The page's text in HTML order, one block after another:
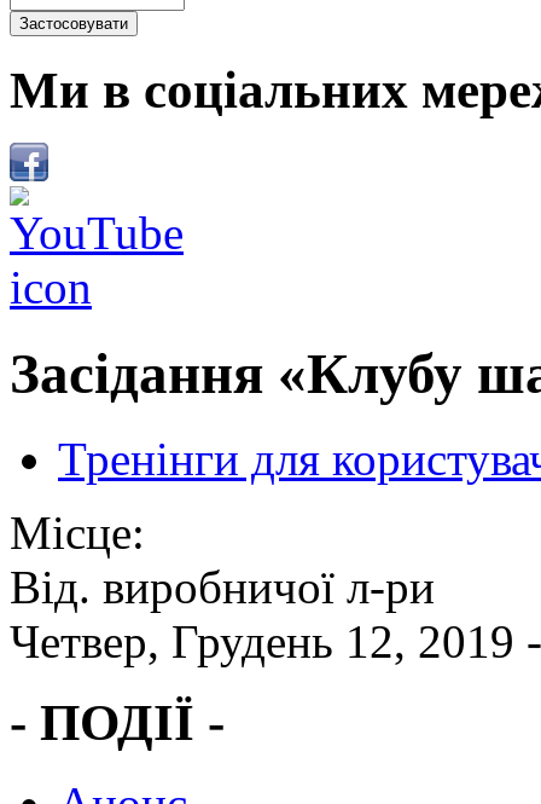
Ми в соціальних
Засідання «Клубу
Тренінги для
Місце:
Від. виробничої л-ри
Четвер, Грудень 12, 2019
- ПОДІЇ -